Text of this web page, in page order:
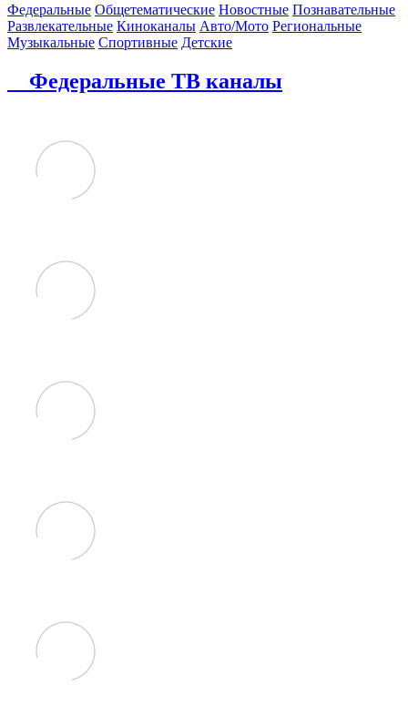
Федеральные Общетематические Новостные Познавательные
Развлекательные Киноканалы Авто/Мото Региональные
Музыкальные Спортивные Детские
Федеральные ТВ каналы